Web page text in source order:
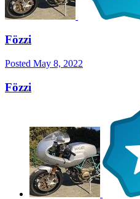
Fözzi
Posted May 8, 2022
Fözzi